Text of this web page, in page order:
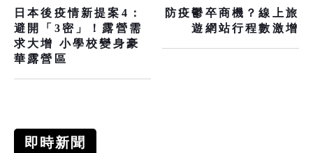
日本後疫情新提案4：
避開「3密」！露營需
求大增 小學校變身豪
華露營區
防疫鬱卒商機？線上旅
遊網站行程數激增
即時新聞